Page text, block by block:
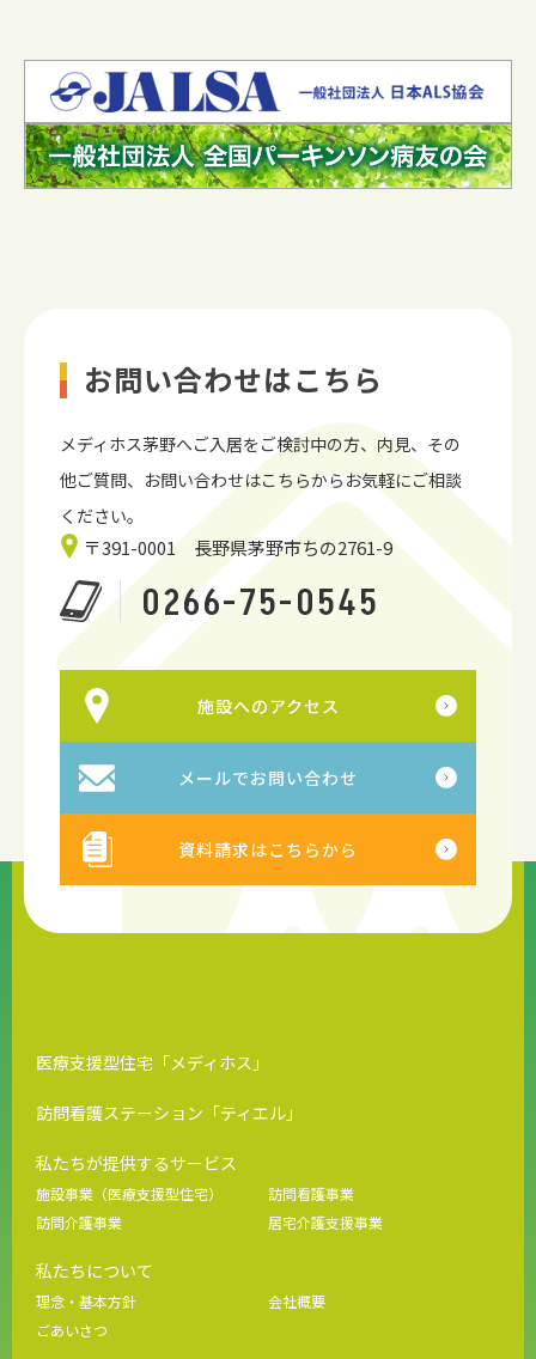
お問い合わせはこちら
メディホス茅野へご入居をご検討中の方、内見、 その
他ご質問、お問い合わせはこちらからお気軽にご相談
ください。
〒391-0001 長野県茅野市ちの2761-9
0266-75-0545
施設へのアクセス
メールでお問い合わせ
資料請求はこちらから
医療支援型住宅「メディホス」
訪問看護ステーション「ティエル」
私たちが提供するサービス
施設事業（医療支援型住宅）
訪問看護事業
訪問介護事業
居宅介護支援事業
私たちについて
理念・基本方針
会社概要
ごあいさつ